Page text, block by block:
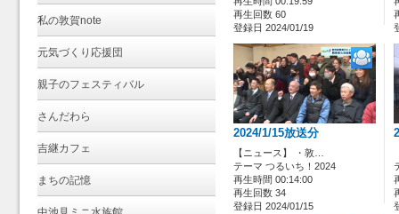
私の敦賀note
元気づくり応援団
親子のフェスティバル
さんだわら
吉継カフェ
まちの記憶
再生回数 60
登録日 2024/01/19
2024/1/15放送分
【ニュース】 ・敦…
テーマ つるいち！2024
再生時間 00:14:00
再生回数 34
登録日 2024/01/15